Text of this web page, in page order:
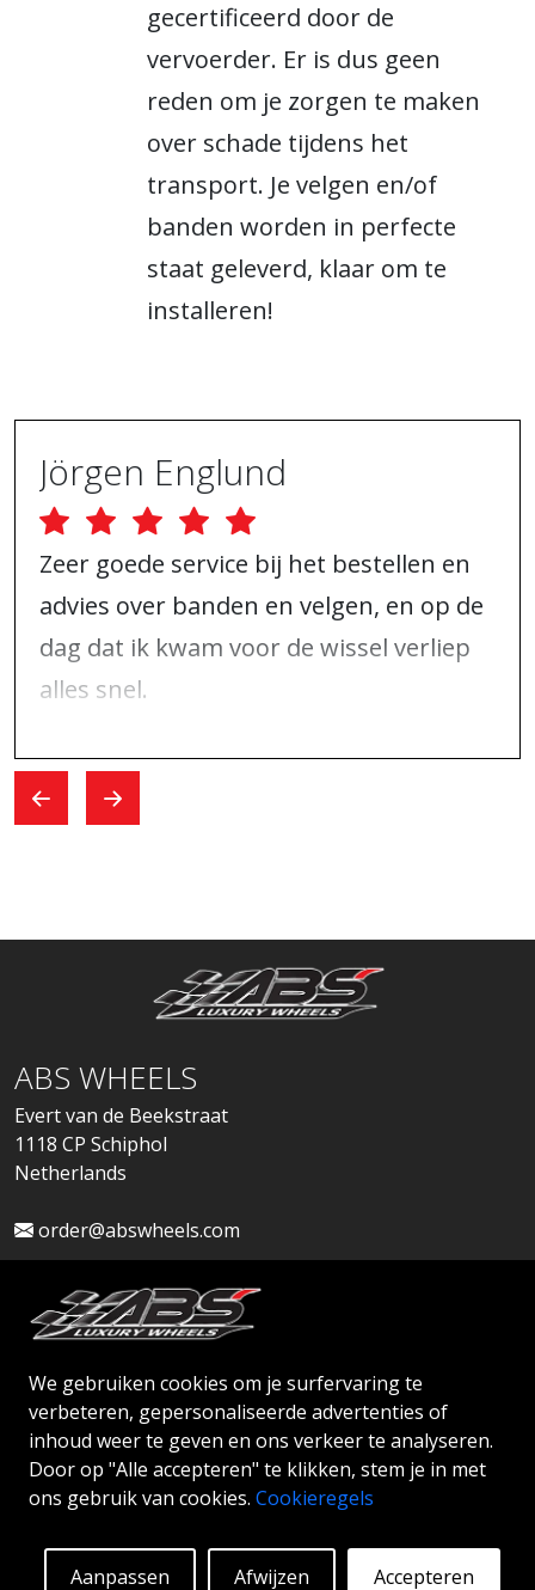
We gebruiken cookies om je surfervaring te
verbeteren, gepersonaliseerde advertenties of
inhoud weer te geven en ons verkeer te analyseren.
Door op "Alle accepteren" te klikken, stem je in met
ons gebruik van cookies. Cookieregels
Accepteren
Afwijzen
Aanpassen
gecertificeerd door de
vervoerder. Er is dus geen
reden om je zorgen te maken
over schade tijdens het
transport. Je velgen en/of
banden worden in perfecte
staat geleverd, klaar om te
installeren!
Jörgen Englund
Zeer goede service bij het bestellen en
advies over banden en velgen, en op de
dag dat ik kwam voor de wissel verliep
alles snel.
ABS WHEELS
Evert van de Beekstraat
1118 CP Schiphol
Netherlands
order@abswheels.com
Dealeraccount aanvragen